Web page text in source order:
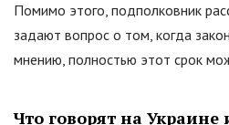
Помимо этого, подполковник
задают вопрос о том, когда
мнению, полностью этот срок
Что говорят на Украине